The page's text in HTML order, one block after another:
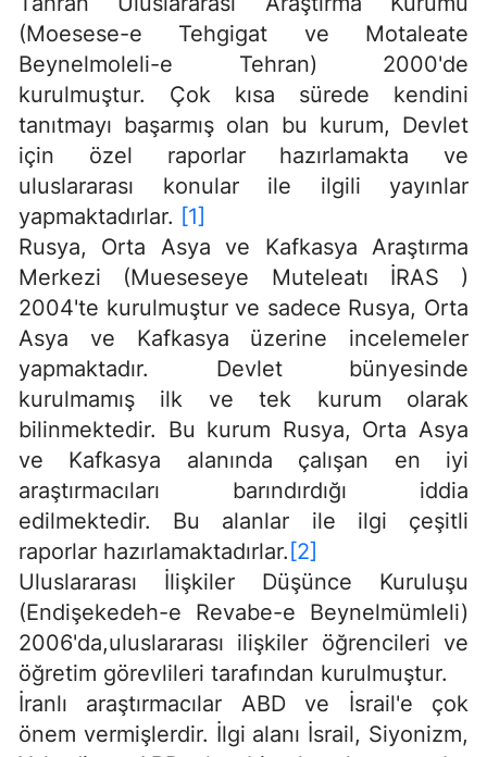
(Moesese-e Tehgigat ve Motaleate
Beynelmoleli-e Tehran) 2000'de
kurulmuştur. Çok kısa sürede kendini
tanıtmayı başarmış olan bu kurum, Devlet
için özel raporlar hazırlamakta ve
uluslararası konular ile ilgili yayınlar
yapmaktadırlar. [1]
Rusya, Orta Asya ve Kafkasya Araştırma
Merkezi (Mueseseye Muteleatı İRAS )
2004'te kurulmuştur ve sadece Rusya, Orta
Asya ve Kafkasya üzerine incelemeler
yapmaktadır. Devlet bünyesinde
kurulmamış ilk ve tek kurum olarak
bilinmektedir. Bu kurum Rusya, Orta Asya
ve Kafkasya alanında çalışan en iyi
araştırmacıları barındırdığı iddia
edilmektedir. Bu alanlar ile ilgi çeşitli
raporlar hazırlamaktadırlar. [2]
Uluslararası İlişkiler Düşünce Kuruluşu
(Endişekedeh-e Revabe-e Beynelmümleli)
2006'da,uluslararası ilişkiler öğrencileri ve
öğretim görevlileri tarafından kurulmuştur.
İranlı araştırmacılar ABD ve İsrail'e çok
önem vermişlerdir. İlgi alanı İsrail, Siyonizm,